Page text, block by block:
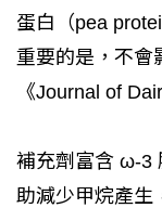
蛋白（pea
重要的是，不會
《Journal of
補充劑富含 ω-3
助減少甲烷產生